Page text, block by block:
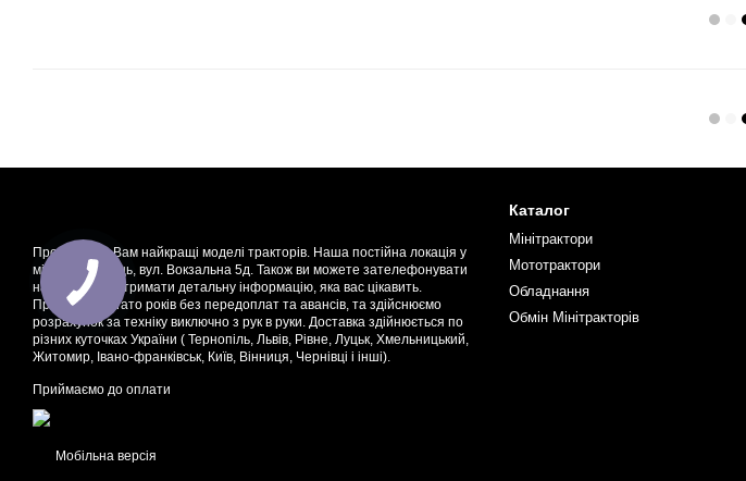
Пропонуємо Вам найкращі моделі тракторів. Наша постійна локація у
місті Кременець, вул. Вокзальна 5д. Також ви можете зателефонувати
нам і швидко отримати детальну інформацію, яка вас цікавить.
Працюємо багато років без передоплат та авансів, та здійснюємо
розрахунок за техніку виключно з рук в руки. Доставка здійнюється по
різних куточках України ( Тернопіль, Львів, Рівне, Луцьк, Хмельницький,
Житомир, Івано-франківськ, Київ, Вінниця, Чернівці і інші).
Приймаємо до оплати
Мобільна версія
Каталог
Мінітрактори
Мототрактори
Обладнання
Обмін Мінітракторів